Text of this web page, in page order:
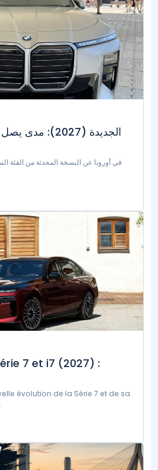
7 et i7 (2027) :
évolution de la Série 7 et de sa